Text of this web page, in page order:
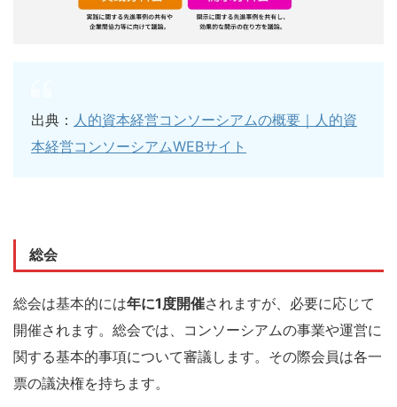
出典： 人的資本経営コンソーシアムの概要｜人的資
本経営コンソーシアムWEBサイト
総会
総会は基本的には年に1度開催されますが、必要に応じて
開催されます。総会では、コンソーシアムの事業や運営に
関する基本的事項について審議します。その際会員は各一
票の議決権を持ちます。